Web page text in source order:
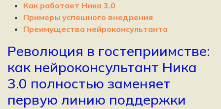
Как работает Ника 3.0
Примеры успешного внедрения
Преимущества нейроконсультанта
Революция в гостеприимстве:
как нейроконсультант Ника
3.0 полностью заменяет
первую линию поддержки